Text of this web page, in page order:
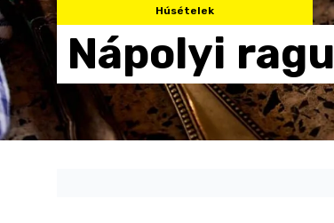
Húsételek
Nápolyi ragu